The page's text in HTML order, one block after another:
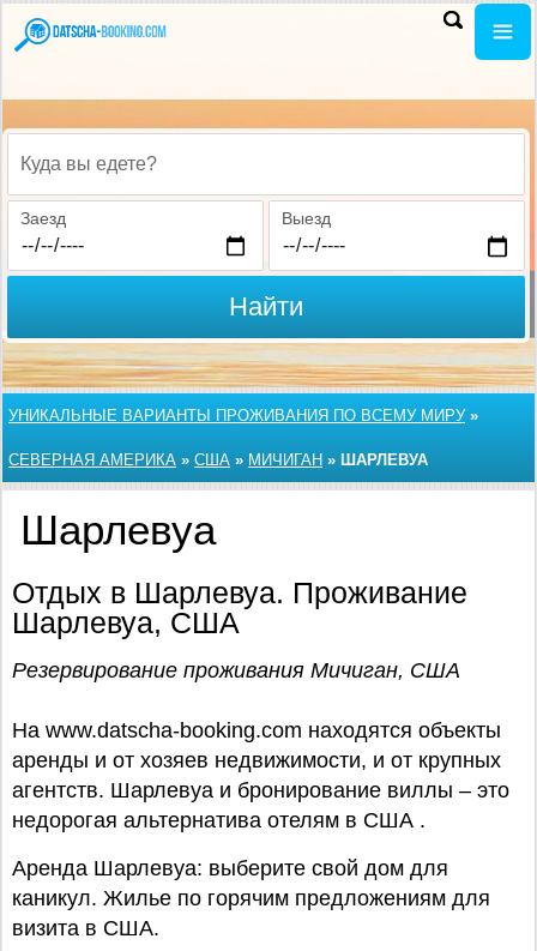
Куда вы едете?
Заезд Выезд
Найти
УНИКАЛЬНЫЕ ВАРИАНТЫ ПРОЖИВАНИЯ ПО ВСЕМУ МИРУ»
СЕВЕРНАЯ АМЕРИКА » США » МИЧИГАН » ШАРЛЕВУА
Шарлевуа
Отдых в Шарлевуа. Проживание
Шарлевуа, США
Резервирование проживания Мичиган, США
На www.datscha-booking.com находятся объекты
аренды и от хозяев недвижимости, и от крупных
агентств. Шарлевуа и бронирование виллы – это
недорогая альтернатива отелям в США .
Аренда Шарлевуа: выберите свой дом для
каникул. Жилье по горячим предложениям для
визита в США.